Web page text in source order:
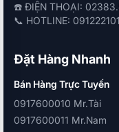
☎️ ĐIỆN THOẠI:
📞 HOTLINE:
Đặt Hàng Nhanh
Bán Hàng Trực Tuyến
0917600010 Mr.Tài
0917600011 Mr.Nam